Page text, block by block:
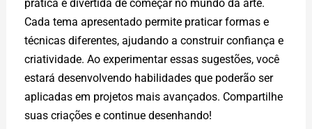
prática e divertida de começar no mundo da arte.
Cada tema apresentado permite praticar formas e
técnicas diferentes, ajudando a construir confiança e
criatividade. Ao experimentar essas sugestões, você
estará desenvolvendo habilidades que poderão ser
aplicadas em projetos mais avançados. Compartilhe
suas criações e continue desenhando!